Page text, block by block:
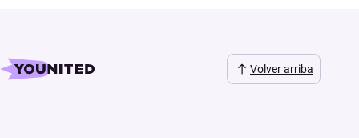
Volver arriba